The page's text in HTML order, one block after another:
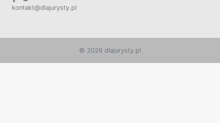
kontakt@dlajurysty.pl
© 2026 dlajurysty.pl